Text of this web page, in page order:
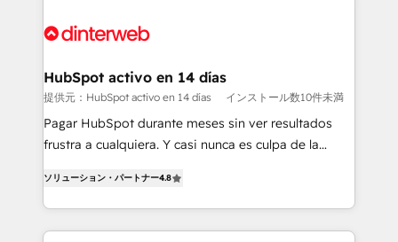
investment
supercharge revenue operations Key services: • CRM
Transformation / Web Development • RevOps &
Sales Consulting • Marketing Automation What
makes us different? 🚀 Top 0.5% of global HubSpot
agencies ⚙️ The strongest technical ability and
partners who will embed ourselves into your
business, processes and systems 🏢 We specialise in
HubSpot activo en 14 días
提供元：HubSpot activo en 14 días インストール数10件未満
Pagar HubSpot durante meses sin ver resultados
frustra a cualquiera. Y casi nunca es culpa de la
implementó. Trabajamos con un catálogo de +80
casos de uso: cada uno resuelve un problema
concreto de tu operación en HubSpot. La entrega
ソリューション・パートナー4.8